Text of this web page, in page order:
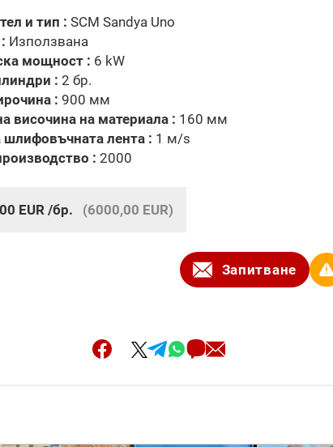
и тип : SCM Sandya Uno
Използвана
мощност : 6 kW
: 2 бр.
: 900 мм
височина на материала : 160 мм
шлифовъчната лента : 1 м/s
: 2000
EUR /бр. (6000,00 EUR)
Запитване